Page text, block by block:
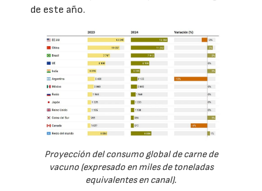
de este año.
Proyección del consumo global de carne de
vacuno (expresado en miles de toneladas
equivalentes en canal).